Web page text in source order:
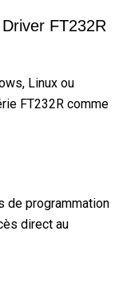
FT232R
Linux ou
FT232R comme
de programmation
direct au